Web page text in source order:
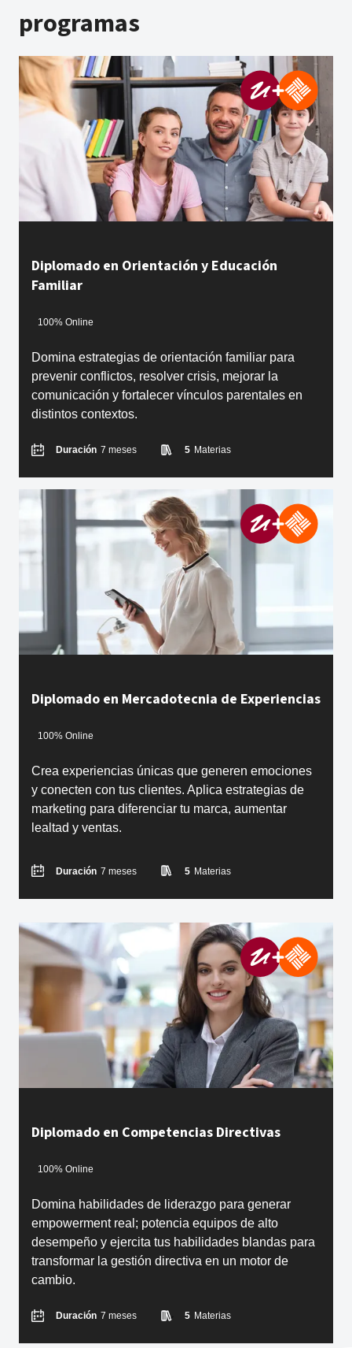
programas
Diplomado en Orientación y Educación
Familiar
100% Online
Domina estrategias de orientación familiar para
prevenir conflictos, resolver crisis, mejorar la
comunicación y fortalecer vínculos parentales en
distintos contextos.
Duración 7 meses 5 Materias
Diplomado en Mercadotecnia de Experiencias
100% Online
Crea experiencias únicas que generen emociones
y conecten con tus clientes. Aplica estrategias de
marketing para diferenciar tu marca, aumentar
lealtad y ventas.
Duración 7 meses 5 Materias
Diplomado en Competencias Directivas
100% Online
Domina habilidades de liderazgo para generar
empowerment real; potencia equipos de alto
desempeño y ejercita tus habilidades blandas para
transformar la gestión directiva en un motor de
cambio.
Duración 7 meses 5 Materias